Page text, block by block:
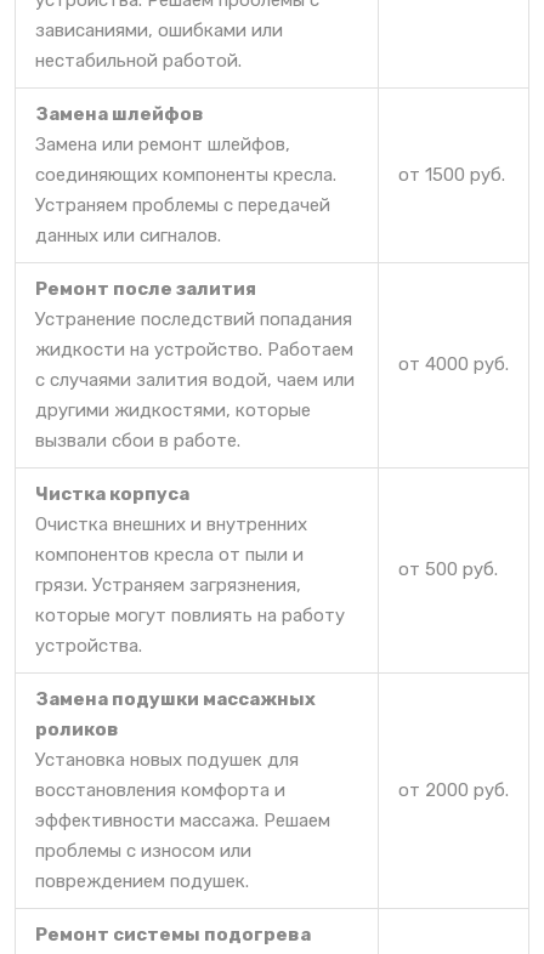
зависаниями, ошибками или
нестабильной работой.
Замена шлейфов
Замена или ремонт шлейфов,
соединяющих компоненты кресла.
Устраняем проблемы с передачей
данных или сигналов.
от 1500 руб.
Ремонт после залития
Устранение последствий попадания
жидкости на устройство. Работаем
с случаями залития водой, чаем или
другими жидкостями, которые
вызвали сбои в работе.
от 4000 руб.
Чистка корпуса
Очистка внешних и внутренних
компонентов кресла от пыли и
грязи. Устраняем загрязнения,
которые могут повлиять на работу
устройства.
от 500 руб.
Замена подушки массажных
роликов
Установка новых подушек для
восстановления комфорта и
эффективности массажа. Решаем
проблемы с износом или
повреждением подушек.
от 2000 руб.
Ремонт системы подогрева